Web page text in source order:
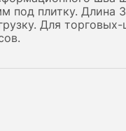
под плитку. Длина
Для торговых-